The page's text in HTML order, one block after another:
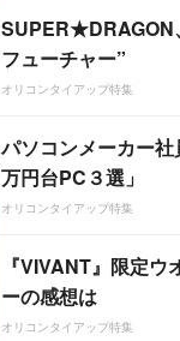
SUPER★DRAGON
フューチャー”
オリコンタイアップ特集
パソコンメーカー
万円台PC３選」
オリコンタイアップ特集
『VIVANT』限定
ーの感想は
オリコンタイアップ特集